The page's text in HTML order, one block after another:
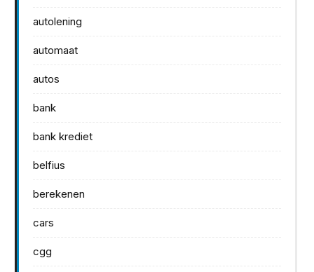
autolening
automaat
autos
bank
bank krediet
belfius
berekenen
cars
cgg